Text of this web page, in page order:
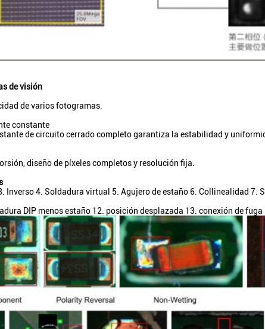
de visión
de varios fotogramas.
constante
de circuito cerrado completo garantiza la estabilidad y
diseño de píxeles completos y resolución fija.
Inverso 4. Soldadura virtual 5. Agujero de estaño 6. Collinealidad 7.
DIP menos estaño 12. posición desplazada 13. conexión de fuga